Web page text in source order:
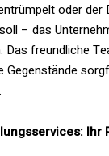
oder der
– das
Das freundliche
Gegenstände
Ihr